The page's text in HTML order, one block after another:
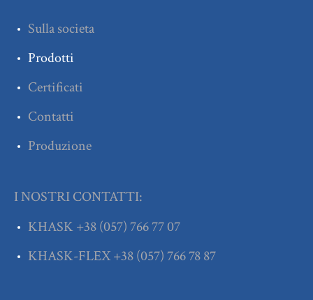
Sulla societa
Prodotti
Certificati
Contatti
Produzione
I NOSTRI CONTATTI:
KHASK+38(057) 766 77 07
KHASK-FLEX+38(057) 766 78 87